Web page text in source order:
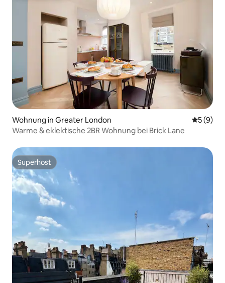
Wohnung in Greater London
5 (9)
Warme & eklektische 2BR Wohnung bei Brick Lane
Superhost
Superhost